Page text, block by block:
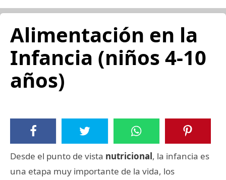
Alimentación en la
Infancia (niños 4-10
años)
Desde el punto de vista nutricional, la infancia es
una etapa muy importante de la vida, los